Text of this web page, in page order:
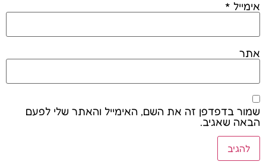
אימייל *
אתר
שמור בדפדפן זה את השם, האימייל והאתר שלי לפעם
הבאה שאגיב.